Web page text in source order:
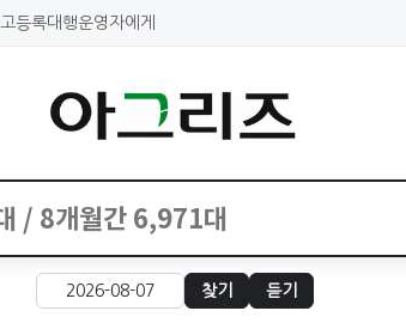
등록대행운영자에게
찾기 듣기